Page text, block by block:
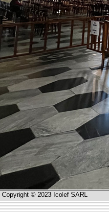
Copyright © 2023 Icolef SARL